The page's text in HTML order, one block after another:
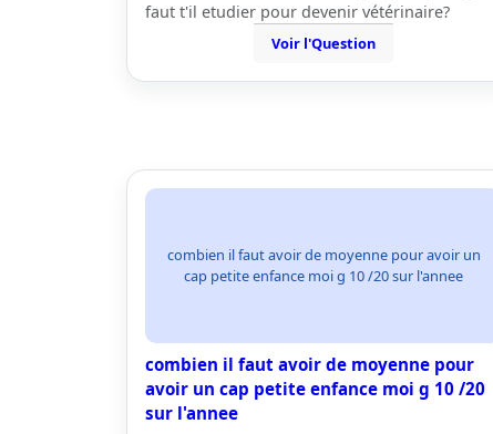
faut t'il etudier pour devenir vétérinaire?
Voir l'Question
combien il faut avoir de moyenne pour avoir un
cap petite enfance moi g 10 /20 sur l'annee
combien il faut avoir de moyenne pour
avoir un cap petite enfance moi g 10 /20
sur l'annee